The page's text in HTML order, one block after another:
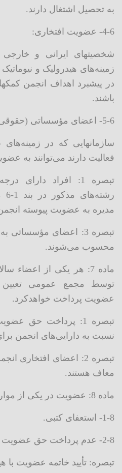
به تحصیل اشتغال دارند.
4-6- عضویت افتخاری:
شخصیتهای ایرانی و
زمینه‌های هیدرولیک و
در پیشبرد اهداف انجمن
باشند.
5-6- اعضای مؤسساتی (حقوقی).
سازمانهایی که در
فعالیت دارند می‌توانند به
تبصره 1: افراد
مدیره به عضویت پیوسته انجمن
تبصره 3: اعضای
محسوب می‌شوند.
ماده 7: هر یکی از اعضاء
توسط مجمع عمومی
عضویت پرداخت خواهدکرد.
تبصره 1: پرداخت حق
نسبت به دارایی‌های انجمن
تبصره 2: اعضای
معاف هستند.
ماده 8: عضویت در یکی از موارد زیر خاتمه می‌یابد:
1-8- استعفای کتبی.
2-8- عدم پرداخت حق عضویت سالانه.
تبصره: تأیید خاتمه عضویت